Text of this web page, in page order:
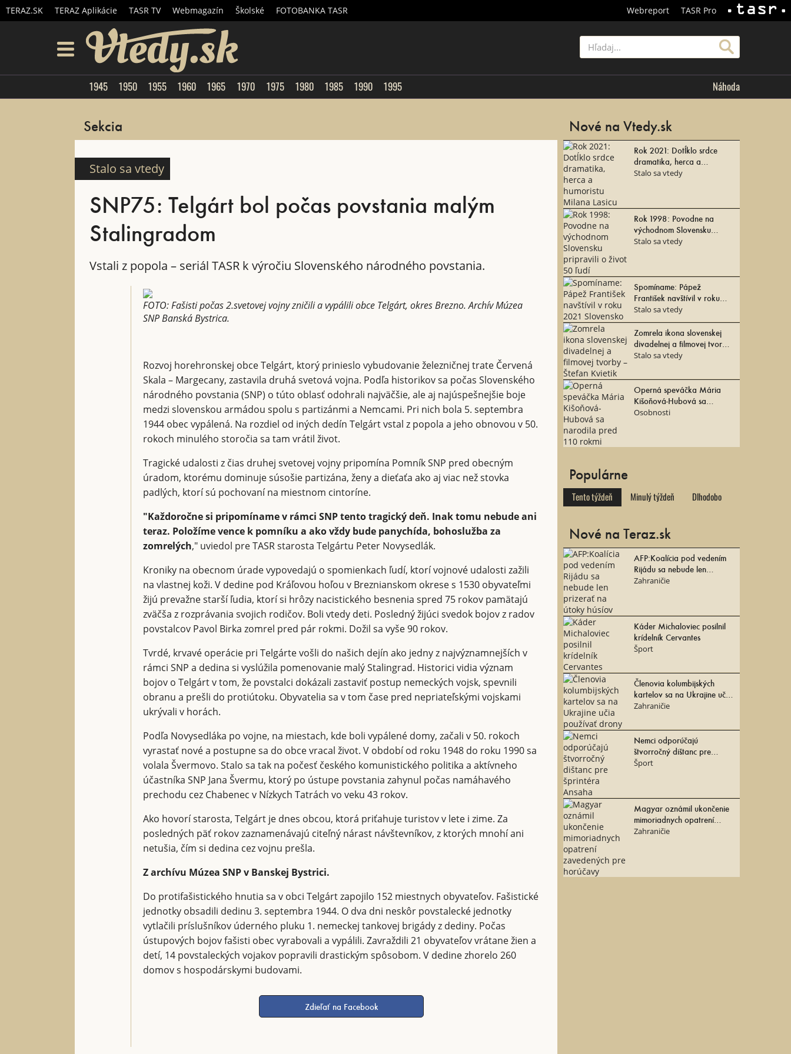
TERAZ.SK TERAZ Aplikácie TASR TV Webmagazín Školské FOTOBANKA TASR Webreport
TASR Pro
1945 1950 1955 1960 1965 1970 1975 1980 1985 1990 1995 Náhoda
Sekcia
Stalo sa vtedy
SNP75: Telgárt bol počas povstania malým
Stalingradom
Vstali z popola – seriál TASR k výročiu Slovenského národného povstania.
FOTO: Fašisti počas 2.svetovej vojny zničili a vypálili obce Telgárt, okres Brezno. Archív Múzea
SNP Banská Bystrica.
Rozvoj horehronskej obce Telgárt, ktorý prinieslo vybudovanie železničnej trate Červená
Skala – Margecany, zastavila druhá svetová vojna. Podľa historikov sa počas Slovenského
národného povstania (SNP) o túto oblasť odohrali najväčšie, ale aj najúspešnejšie boje
medzi slovenskou armádou spolu s partizánmi a Nemcami. Pri nich bola 5. septembra
1944 obec vypálená. Na rozdiel od iných dedín Telgárt vstal z popola a jeho obnovou v 50.
rokoch minulého storočia sa tam vrátil život.
Tragické udalosti z čias druhej svetovej vojny pripomína Pomník SNP pred obecným
úradom, ktorému dominuje súsošie partizána, ženy a dieťaťa ako aj viac než stovka
padlých, ktorí sú pochovaní na miestnom cintoríne.
"Každoročne si pripomíname v rámci SNP tento tragický deň. Inak tomu nebude ani
teraz. Položíme vence k pomníku a ako vždy bude panychída, bohoslužba za
zomrelých," uviedol pre TASR starosta Telgártu Peter Novysedlák.
Kroniky na obecnom úrade vypovedajú o spomienkach ľudí, ktorí vojnové udalosti zažili
na vlastnej koži. V dedine pod Kráľovou hoľou v Breznianskom okrese s 1530 obyvateľmi
žijú prevažne starší ľudia, ktorí si hrôzy nacistického besnenia spred 75 rokov pamätajú
zväčša z rozprávania svojich rodičov. Boli vtedy deti. Posledný žijúci svedok bojov z radov
povstalcov Pavol Birka zomrel pred pár rokmi. Dožil sa vyše 90 rokov.
Tvrdé, krvavé operácie pri Telgárte vošli do našich dejín ako jedny z najvýznamnejších v
rámci SNP a dedina si vyslúžila pomenovanie malý Stalingrad. Historici vidia význam
bojov o Telgárt v tom, že povstalci dokázali zastaviť postup nemeckých vojsk, spevnili
obranu a prešli do protiútoku. Obyvatelia sa v tom čase pred nepriateľskými vojskami
ukrývali v horách.
Podľa Novysedláka po vojne, na miestach, kde boli vypálené domy, začali v 50. rokoch
vyrastať nové a postupne sa do obce vracal život. V období od roku 1948 do roku 1990 sa
volala Švermovo. Stalo sa tak na počesť českého komunistického politika a aktívneho
účastníka SNP Jana Švermu, ktorý po ústupe povstania zahynul počas namáhavého
prechodu cez Chabenec v Nízkych Tatrách vo veku 43 rokov.
Ako hovorí starosta, Telgárt je dnes obcou, ktorá priťahuje turistov v lete i zime. Za
posledných päť rokov zaznamenávajú citeľný nárast návštevníkov, z ktorých mnohí ani
netušia, čím si dedina cez vojnu prešla.
Z archívu Múzea SNP v Banskej Bystrici.
Do protifašistického hnutia sa v obci Telgárt zapojilo 152 miestnych obyvateľov. Fašistické
jednotky obsadili dedinu 3. septembra 1944. O dva dni neskôr povstalecké jednotky
vytlačili príslušníkov úderného pluku 1. nemeckej tankovej brigády z dediny. Počas
ústupových bojov fašisti obec vyrabovali a vypálili. Zavraždili 21 obyvateľov vrátane žien a
detí, 14 povstaleckých vojakov popravili drastickým spôsobom. V dedine zhorelo 260
domov s hospodárskymi budovami.
Zdieľať na Facebook
Nové na Vtedy.sk
Rok 2021: Dotĺklo srdce
dramatika, herca a
humoristu Milana Lasicu
Stalo sa vtedy
Rok 1998: Povodne na
východnom Slovensku
pripravili o život 50 ľudí
Stalo sa vtedy
Spomíname: Pápež
František navštívil v roku
2021 Slovensko
Stalo sa vtedy
Zomrela ikona slovenskej
divadelnej a filmovej tvorby
– Štefan Kvietik
Stalo sa vtedy
Operná speváčka Mária
Kišoňová-Hubová sa
narodila pred 110 rokmi
Osobnosti
Populárne
Tento týždeň Minulý týždeň Dlhodobo
Nové na Teraz.sk
AFP:Koalícia pod vedením
Rijádu sa nebude len
prizerať na útoky húsíov
Zahraničie
Káder Michaloviec posilnil
krídelník Cervantes
Šport
Členovia kolumbijských
kartelov sa na Ukrajine učia
používať drony
Zahraničie
Nemci odporúčajú
štvorročný dištanc pre
šprintéra Ansaha
Šport
Magyar oznámil ukončenie
mimoriadnych opatrení
zavedených pre horúčavy
Zahraničie